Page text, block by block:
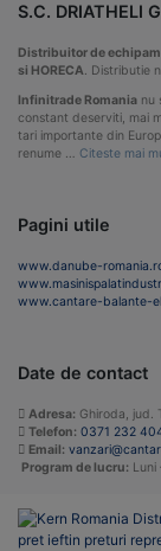
S.C. DRIATHELI
Distribuitor de
si HORECA. Distributie
Infinitrade Romania nu
constant deserviti, mai
tari importante din
renume … Citeste mai
Pagini utile
www.danube-
www.cantare-balante-
Date de contact
Adresa: Ghiroda, jud.
Telefon: 0371 232
Email:
Program de lucru: Luni